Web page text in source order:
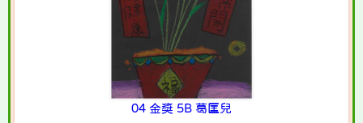
04 金獎 5B 葛匡兒